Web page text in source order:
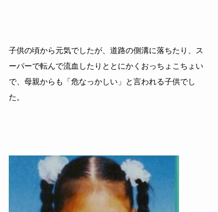
子供の頃から元気でしたが、道路の側溝に落ちたり、ス
ーパーで転んで流血したりととにかくおっちょこちょい
で、母親からも「危なっかしい」と言われる子供でし
た。